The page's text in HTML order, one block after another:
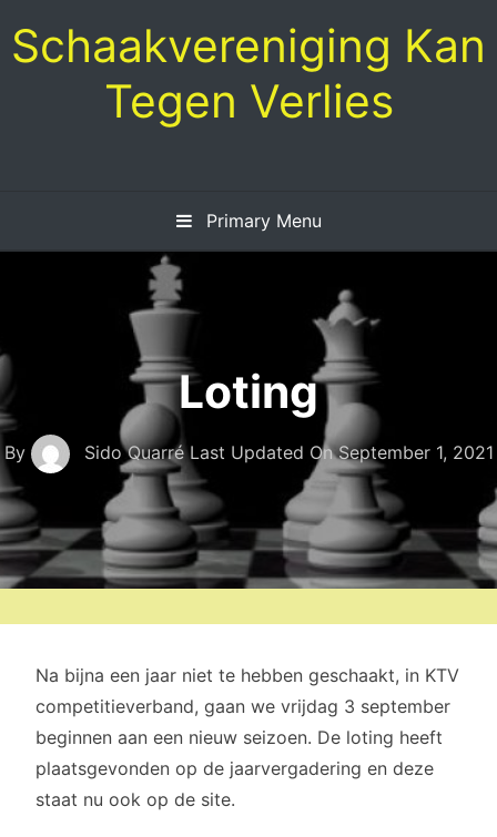
to
content
Schaakvereniging Kan
Tegen Verlies
Primary Menu
Loting
By Sido QuarréLast Updated OnSeptember 1, 2021
Na bijna een jaar niet te hebben geschaakt, in KTV
competitieverband, gaan we vrijdag 3 september
beginnen aan een nieuw seizoen. De loting heeft
plaatsgevonden op de jaarvergadering en deze
staat nu ook op de site.